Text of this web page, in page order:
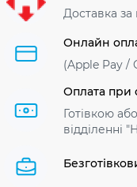
Доставка за
Онлайн
(Apple Pay /
Оплата при
Готівкою
відділенні